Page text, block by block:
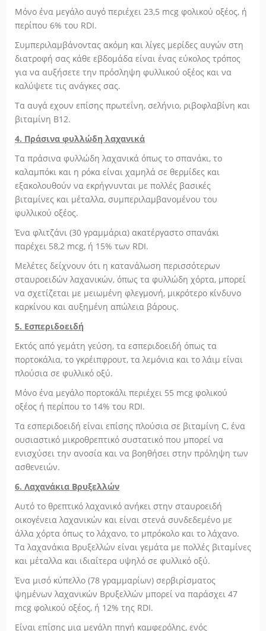
Μόνο ένα μεγάλο αυγό περιέχει 23,5 mcg φολικού οξέος, ή
περίπου 6% του RDI.
Συμπεριλαμβάνοντας ακόμη και λίγες μερίδες αυγών στη
διατροφή σας κάθε εβδομάδα είναι ένας εύκολος τρόπος
για να αυξήσετε την πρόσληψη φυλλικού οξέος και να
καλύψετε τις ανάγκες σας.
Τα αυγά εχουν επίσης πρωτεΐνη, σελήνιο, ριβοφλαβίνη και
βιταμίνη Β12.
4. Πράσινα φυλλώδη λαχανικά
Τα πράσινα φυλλώδη λαχανικά όπως το σπανάκι, το
καλαμπόκι και η ρόκα είναι χαμηλά σε θερμίδες και
εξακολουθούν να εκρήγνυνται με πολλές βασικές
βιταμίνες και μέταλλα, συμπεριλαμβανομένου του
φυλλικού οξέος.
Ένα φλιτζάνι (30 γραμμάρια) ακατέργαστο σπανάκι
παρέχει 58,2 mcg, ή 15% των RDI.
Μελέτες δείχνουν ότι η κατανάλωση περισσότερων
σταυροειδών λαχανικών, όπως τα φυλλώδη χόρτα, μπορεί
να σχετίζεται με μειωμένη φλεγμονή, μικρότερο κίνδυνο
καρκίνου και αυξημένη απώλεια βάρους.
5. Εσπεριδοειδή
Εκτός από γεμάτη γεύση, τα εσπεριδοειδή όπως τα
πορτοκάλια, το γκρέιπφρουτ, τα λεμόνια και το λάιμ είναι
πλούσια σε φυλλικό οξύ.
Μόνο ένα μεγάλο πορτοκάλι περιέχει 55 mcg φολικού
οξέος ή περίπου το 14% του RDI.
Τα εσπεριδοειδή είναι επίσης πλούσια σε βιταμίνη C, ένα
ουσιαστικό μικροθρεπτικό συστατικό που μπορεί να
ενισχύσει την ανοσία και να βοηθήσει στην πρόληψη των
ασθενειών.
6. Λαχανάκια Βρυξελλών
Αυτό το θρεπτικό λαχανικό ανήκει στην σταυροειδή
οικογένεια λαχανικών και είναι στενά συνδεδεμένο με
άλλα χόρτα όπως το λάχανο, το μπρόκολο και το λάχανο.
Τα λαχανάκια Βρυξελλών είναι γεμάτα με πολλές βιταμίνες
και μέταλλα και ιδιαίτερα υψηλό σε φυλλικό οξύ.
Ένα μισό κύπελλο (78 γραμμαρίων) σερβιρίσματος
ψημένων λαχανικών Βρυξελλών μπορεί να παράσχει 47
mcg φολικού οξέος, ή 12% της RDI.
Είναι επίσης μια μεγάλη πηγή καμφερόλης, ενός